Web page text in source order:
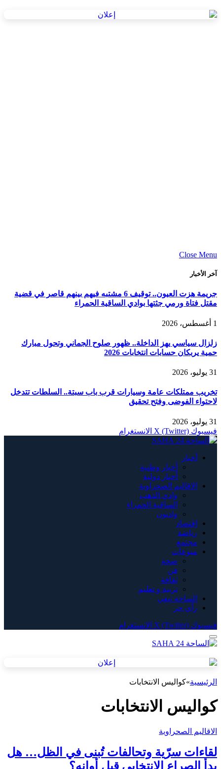
Close Menu
آخر الأخبار
جريمة هزت العيون.. توقيف 6 مشتبه فيهم بينهم قاصر في قضية
مقتل فتاة ورمي جثتها بوادي الساقية الحمراء
1 أغسطس، 2026
زلزال سياسي يهز الداخلة.. ظهور صلوح الجماني وتحول مبارك
حمية يربكان حسابات انتخابات 2026
31 يوليو، 2026
تخريب ممتلكات عامة وسيارات قرب باب سبتة.. السلطات تتدخل
لاحتواء الفوضى وفتح تحقيق
31 يوليو، 2026
فيسبوك X (Twitter) الانستغرام
أخبار
أخبار وطنية
أخبار دولية
الاقاليم الصحراوية
وادي الذهب
الساقية الحمراء
وادنون
اقتصاد
رياضة
مجتمع
منوعات
صحة
فن
ثقافة
تربية و تعليم
الساحة تيفي
رأي حر
فيسبوك X (Twitter) الانستغرام
الرئيسية»كواليس الانتخابات
كواليس الانتخابات
الاقاليم الصحراوية
لقاءات سرّية وتحالفات تُبنى في الظل… هل
بدأ الصراع الانتخابي قبل أوانه؟